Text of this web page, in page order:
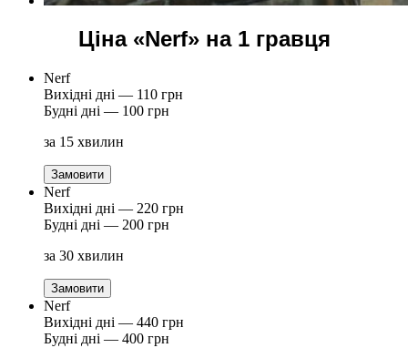
Ціна «Nerf» на 1 гравця
Nerf
Вихідні дні — 110 грн
Будні дні — 100 грн
за 15 хвилин
Замовити
Nerf
Вихідні дні — 220 грн
Будні дні — 200 грн
за 30 хвилин
Замовити
Nerf
Вихідні дні — 440 грн
Будні дні — 400 грн